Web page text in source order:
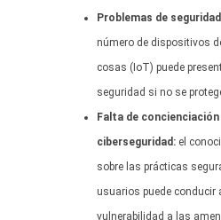
Problemas de
número de dispositivos
cosas (IoT) puede
seguridad si no se
Falta de
ciberseguridad: el
sobre las prácticas
usuarios puede conducir
vulnerabilidad a las